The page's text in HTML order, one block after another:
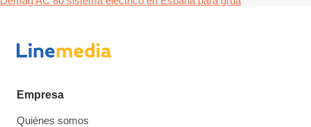
Empresa
Quiénes somos